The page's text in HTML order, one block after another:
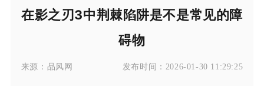
在影之刃3中荆棘陷阱是不是常见的障
碍物
来源： 品风网 发布时间： 2026-01-30 11:29:25